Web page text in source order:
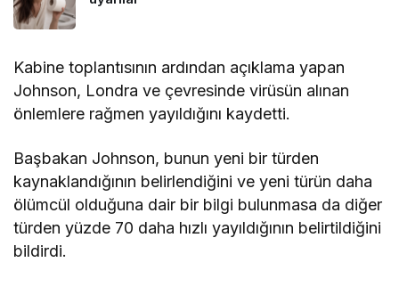
Kabine toplantısının ardından açıklama yapan
Johnson, Londra ve çevresinde virüsün alınan
önlemlere rağmen yayıldığını kaydetti.
Başbakan Johnson, bunun yeni bir türden
kaynaklandığının belirlendiğini ve yeni türün daha
ölümcül olduğuna dair bir bilgi bulunmasa da diğer
türden yüzde 70 daha hızlı yayıldığının belirtildiğini
bildirdi.